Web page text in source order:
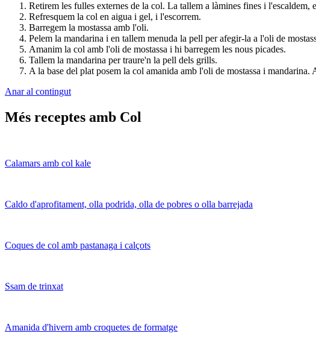
Retirem les fulles externes de la col. La tallem a làmines fines i
Refresquem la col en aigua i gel, i l'escorrem.
Barregem la mostassa amb l'oli.
Pelem la mandarina i en tallem menuda la pell per afegir-la a l'oli de
Amanim la col amb l'oli de mostassa i hi barregem les nous picades.
Tallem la mandarina per traure'n la pell dels grills.
A la base del plat posem la col amanida amb l'oli de mostassa i
Anar al contingut
Més receptes amb Col
Calamars amb col kale
Caldo d'aprofitament, olla podrida, olla de pobres o olla barrejada
Coques de col amb pastanaga i calçots
Ssam de trinxat
Amanida d'hivern amb croquetes de formatge